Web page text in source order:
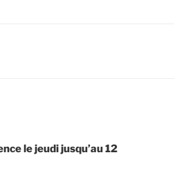
le jeudi jusqu’au 12